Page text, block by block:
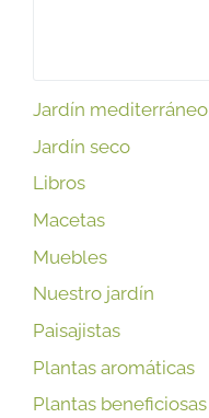
Jardín mediterráneo
Jardín seco
Libros
Macetas
Muebles
Nuestro jardín
Paisajistas
Plantas aromáticas
Plantas beneficiosas